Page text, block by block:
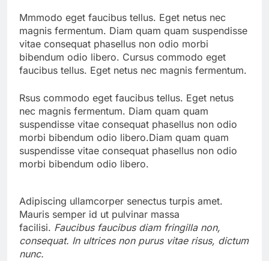
Mmmodo eget faucibus tellus. Eget netus nec
magnis fermentum. Diam quam quam suspendisse
vitae consequat phasellus non odio morbi
bibendum odio libero. Cursus commodo eget
faucibus tellus. Eget netus nec magnis fermentum.
Rsus commodo eget faucibus tellus. Eget netus
nec magnis fermentum. Diam quam quam
suspendisse vitae consequat phasellus non odio
morbi bibendum odio libero.Diam quam quam
suspendisse vitae consequat phasellus non odio
morbi bibendum odio libero.
Adipiscing ullamcorper senectus turpis amet.
Mauris semper id ut pulvinar massa
facilisi. Faucibus faucibus diam fringilla non,
consequat. In ultrices non purus vitae risus, dictum
nunc.